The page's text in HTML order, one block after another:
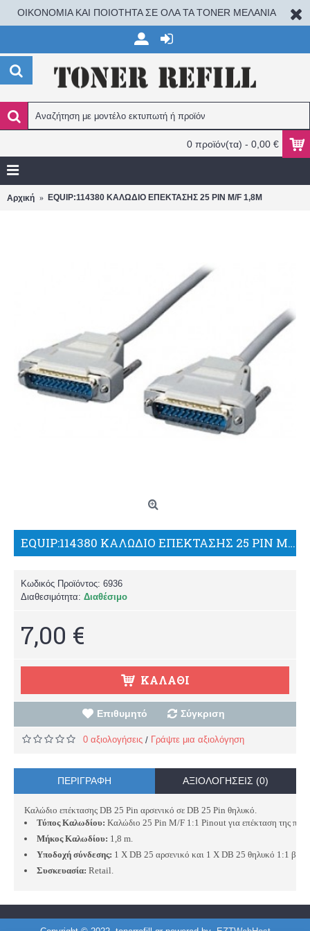
ΟΙΚΟΝΟΜΙΑ ΚΑΙ ΠΟΙΟΤΗΤΑ ΣΕ ΟΛΑ ΤΑ TONER ΜΕΛΑΝΙΑ
0 προϊόν(τα) - 0,00 €
Αρχική EQUIP:114380 ΚΑΛΩΔΙΟ ΕΠΕΚΤΑΣΗΣ 25 PIN Μ/F 1,8M
EQUIP:114380 ΚΑΛΩΔΙΟ ΕΠΕΚΤΑΣΗΣ 25 PIN Μ/F 1,8M
Κωδικός Προϊόντος: 6936
Διαθεσιμότητα: Διαθέσιμο
7,00 €
ΚΑΛΆΘΙ
Επιθυμητό Σύγκριση
0 αξιολογήσεις / Γράψτε μια αξιολόγηση
ΠΕΡΙΓΡΑΦΉ ΑΞΙΟΛΟΓΉΣΕΙΣ (0)
Καλώδιο επέκτασης DB 25 Pin αρσενικό σε DB 25 Pin θηλυκό.
Τύπος Καλωδίου: Καλώδιο 25 Pin Μ/F 1:1 Pinout για επέκταση της
Μήκος Καλωδίου: 1,8 m.
Υποδοχή σύνδεσης: 1 X DB 25 αρσενικό και 1 Χ DB 25 θηλυκό 1:1
Συσκευασία: Retail.